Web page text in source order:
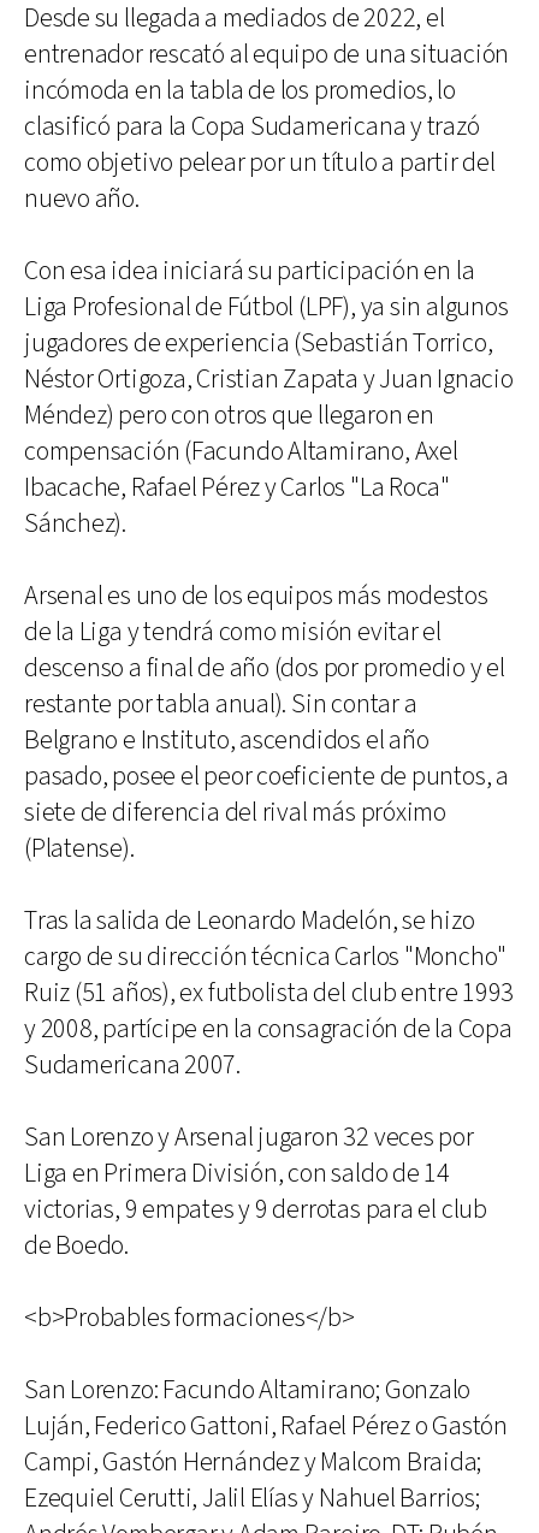
Desde su llegada a mediados de 2022, el
entrenador rescató al equipo de una situación
incómoda en la tabla de los promedios, lo
clasificó para la Copa Sudamericana y trazó
como objetivo pelear por un título a partir del
nuevo año.
Con esa idea iniciará su participación en la
Liga Profesional de Fútbol (LPF), ya sin algunos
jugadores de experiencia (Sebastián Torrico,
Néstor Ortigoza, Cristian Zapata y Juan Ignacio
Méndez) pero con otros que llegaron en
compensación (Facundo Altamirano, Axel
Ibacache, Rafael Pérez y Carlos "La Roca"
Sánchez).
Arsenal es uno de los equipos más modestos
de la Liga y tendrá como misión evitar el
descenso a final de año (dos por promedio y el
restante por tabla anual). Sin contar a
Belgrano e Instituto, ascendidos el año
pasado, posee el peor coeficiente de puntos, a
siete de diferencia del rival más próximo
(Platense).
Tras la salida de Leonardo Madelón, se hizo
cargo de su dirección técnica Carlos "Moncho"
Ruiz (51 años), ex futbolista del club entre 1993
y 2008, partícipe en la consagración de la Copa
Sudamericana 2007.
San Lorenzo y Arsenal jugaron 32 veces por
Liga en Primera División, con saldo de 14
victorias, 9 empates y 9 derrotas para el club
de Boedo.
<b>Probables formaciones</b>
San Lorenzo: Facundo Altamirano; Gonzalo
Luján, Federico Gattoni, Rafael Pérez o Gastón
Campi, Gastón Hernández y Malcom Braida;
Ezequiel Cerutti, Jalil Elías y Nahuel Barrios;